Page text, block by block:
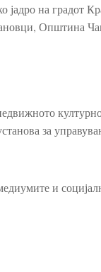
јадро на градот
Општина
за
и